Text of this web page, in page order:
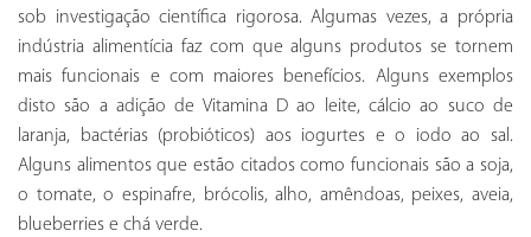
sob investigação científica rigorosa. Algumas vezes, a própria
indústria alimentícia faz com que alguns produtos se tornem
mais funcionais e com maiores benefícios. Alguns exemplos
disto são a adição de Vitamina D ao leite, cálcio ao suco de
laranja, bactérias (probióticos) aos iogurtes e o iodo ao sal.
Alguns alimentos que estão citados como funcionais são a soja,
o tomate, o espinafre, brócolis, alho, amêndoas, peixes, aveia,
blueberries e chá verde.